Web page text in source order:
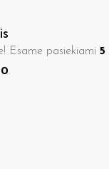
Esame pasiekiami 5
.